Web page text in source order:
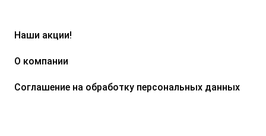
Наши акции!
О компании
Соглашение на обработку персональных данных